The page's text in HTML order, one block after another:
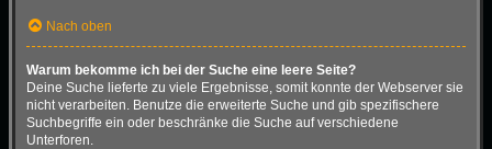
Nach oben
Warum bekomme ich bei der Suche eine leere Seite?
Deine Suche lieferte zu viele Ergebnisse, somit konnte der Webserver sie
nicht verarbeiten. Benutze die erweiterte Suche und gib spezifischere
Suchbegriffe ein oder beschränke die Suche auf verschiedene
Unterforen.